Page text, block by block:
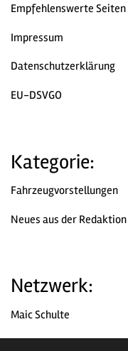
Empfehlenswerte Seiten
Impressum
Datenschutzerklärung
EU-DSVGO
Kategorie:
Fahrzeugvorstellungen
Neues aus der Redaktion
Netzwerk:
Maic Schulte